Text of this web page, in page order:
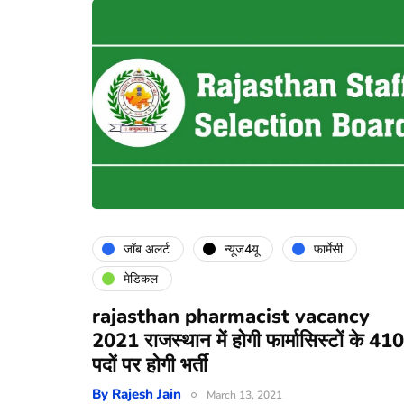
जॉब अलर्ट न्यूज4यू
फार्मेसी
मेडिकल
rajasthan pharmacist vacancy
2021 राजस्थान में होगी फार्मासिस्टों के
पदों पर होगी भर्ती
By Rajesh Jain March 13, 2021